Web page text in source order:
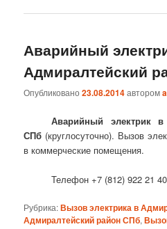
Аварийный
Адмиралтейский
Опубликовано23.08.2014автором
Аварийный электрик
СПб (круглосуточно). Вызов
в коммерческие помещения.
Телефон +7 (812) 922 21
Рубрика:Вызов электрика в
Адмиралтейский район СПб,